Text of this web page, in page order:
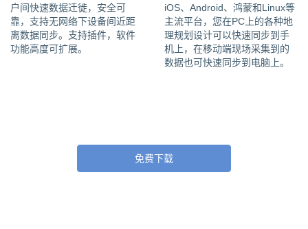
户间快速数据迁徙，安全可
靠，支持无网络下设备间近距
离数据同步。支持插件，软件
功能高度可扩展。
iOS、Android、鸿蒙和Linux等
主流平台，您在PC上的各种地
理规划设计可以快速同步到手
机上，在移动端现场采集到的
数据也可快速同步到电脑上。
免费下载